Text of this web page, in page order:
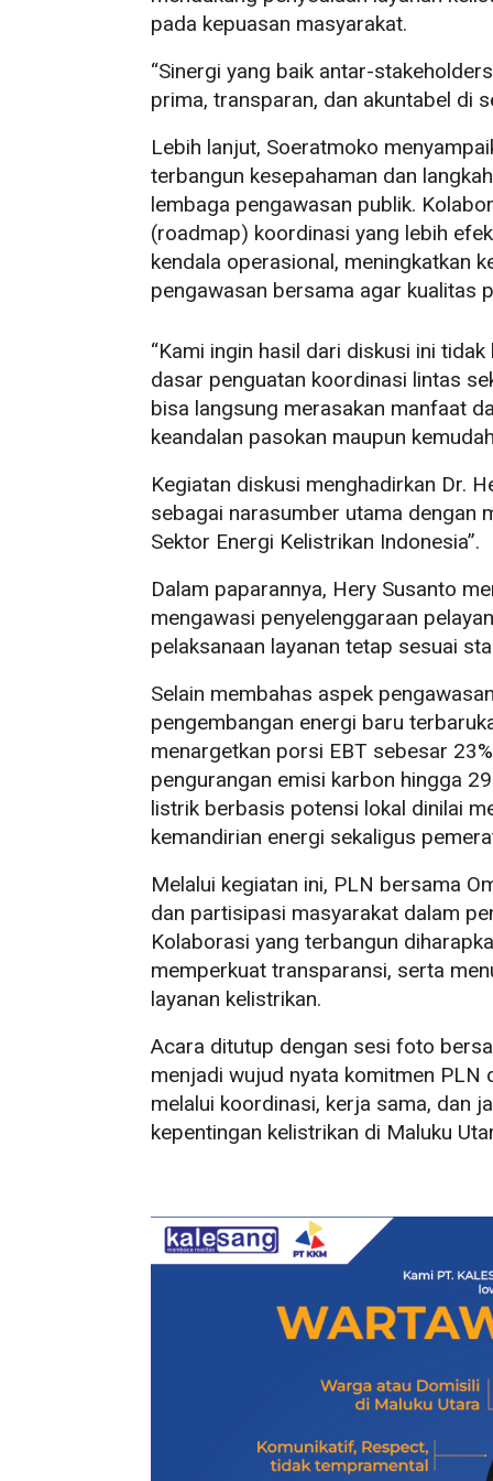
pada kepuasan masyarakat.
“Sinergi yang baik antar-
prima, transparan, dan akuntabel di
Lebih lanjut, Soeratmoko
terbangun kesepahaman dan
lembaga pengawasan publik.
(roadmap) koordinasi yang lebih
kendala operasional, meningkatkan
pengawasan bersama agar kualitas
“Kami ingin hasil dari diskusi ini
dasar penguatan koordinasi lintas
bisa langsung merasakan manfaat
keandalan pasokan maupun
Kegiatan diskusi menghadirkan Dr.
sebagai narasumber utama dengan
Sektor Energi Kelistrikan Indonesia”.
Dalam paparannya, Hery Susanto
mengawasi penyelenggaraan
pelaksanaan layanan tetap sesuai
Selain membahas aspek
pengembangan energi baru
menargetkan porsi EBT sebesar
pengurangan emisi karbon hingga
listrik berbasis potensi lokal dinilai
kemandirian energi sekaligus
Melalui kegiatan ini, PLN bersama
dan partisipasi masyarakat dalam
Kolaborasi yang terbangun
memperkuat transparansi, serta
layanan kelistrikan.
Acara ditutup dengan sesi foto
menjadi wujud nyata komitmen PLN
melalui koordinasi, kerja sama, dan
kepentingan kelistrikan di Maluku